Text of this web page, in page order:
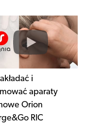
i
aparaty
Orion
RIC